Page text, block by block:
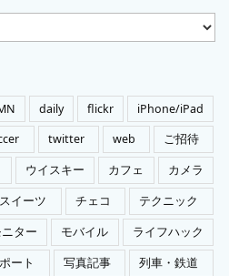
daily flickr
iPhone/iPad
twitter web
ご招待
ウイスキー カフェ
カメラ
スイーツ チェコ
テクニック
ター モバイル
ライフハック
ート 写真記事
列車・鉄道